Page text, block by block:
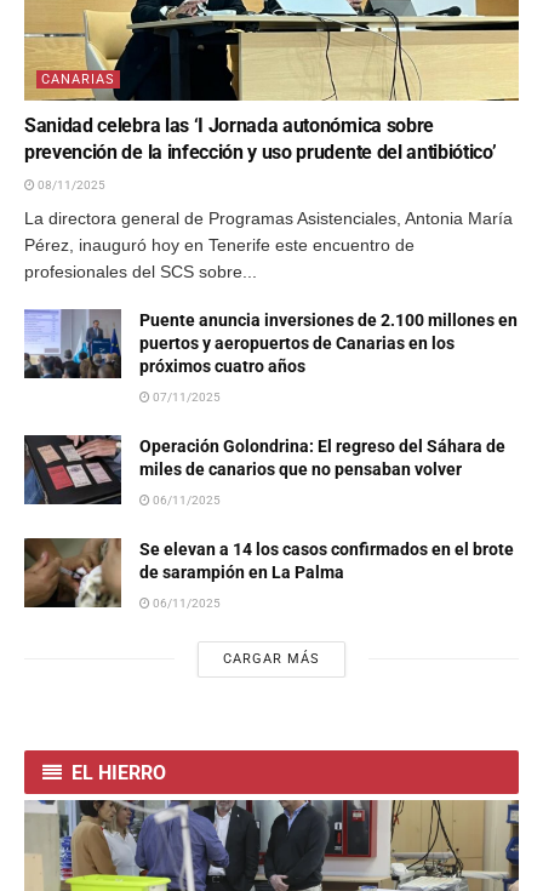
CANARIAS
Sanidad celebra las ‘I Jornada autonómica sobre
prevención de la infección y uso prudente del antibiótico’
08/11/2025
La directora general de Programas Asistenciales, Antonia María
Pérez, inauguró hoy en Tenerife este encuentro de
profesionales del SCS sobre...
Puente anuncia inversiones de 2.100 millones en
puertos y aeropuertos de Canarias en los
próximos cuatro años
07/11/2025
Operación Golondrina: El regreso del Sáhara de
miles de canarios que no pensaban volver
06/11/2025
Se elevan a 14 los casos confirmados en el brote
de sarampión en La Palma
06/11/2025
CARGAR MÁS
EL HIERRO